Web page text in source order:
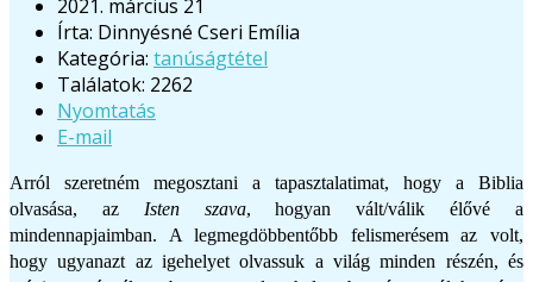
2021. március 21
Írta: Dinnyésné Cseri Emília
Kategória: tanúságtétel
Találatok: 2262
Nyomtatás
E-mail
Arról szeretném megosztani a tapasztalatimat, hogy a Biblia
olvasása, az Isten szava, hogyan vált/válik élővé a
mindennapjaimban. A legmegdöbbentőbb felismerésem az volt,
hogy ugyanazt az igehelyet olvassuk a világ minden részén, és